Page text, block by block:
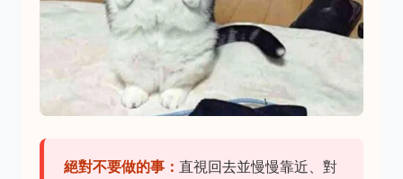
絕對不要做的事： 直視回去並慢慢靠近、對